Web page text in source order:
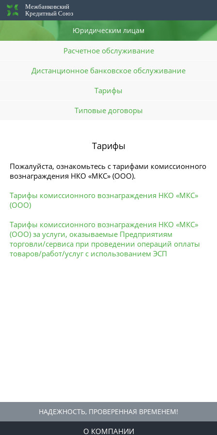
Межбанковский
Кредитный Союз
Юридическим лицам
Расчетное обслуживание
Дистанционное банковское обслуживание
Тарифы
Типовые договоры
Тарифы
Пожалуйста, ознакомьтесь с тарифами комиссионного
вознаграждения НКО «МКС» (ООО).
Тарифы комиссионного вознаграждения НКО «МКС»
(ООО)
Тарифы комиссионного вознаграждения НКО «МКС»
(ООО) за услуги, оказываемые Предприятиям
торговли/сервиса при проведении операций оплаты
товаров/работ/услуг с использованием ЭСП
НАДЕЖНОСТЬ, ПРОВЕРЕННАЯ ВРЕМЕНЕМ!
О КОМПАНИИ